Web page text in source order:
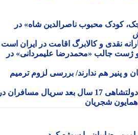
محبوب ناصرالدین شاه» در
نقدی و کالابرگ اقامت در ایران است
جالب «محمدرضا علیمردانی» در
هم ندارند/ بررسی لزوم ترمیم
عکس| تغییر چهره سحر دولتشاهی 17 سال بعد سریال مسافران در